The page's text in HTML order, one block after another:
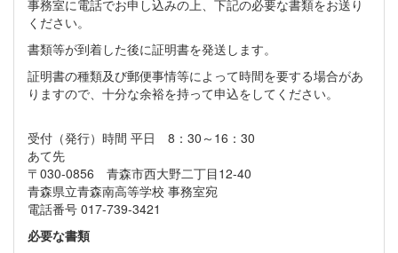
事務室に電話でお申し込みの上、下記の必要な書類をお送り
ください。
書類等が到着した後に証明書を発送します。
証明書の種類及び郵便事情等によって時間を要する場合があ
りますので、十分な余裕を持って申込をしてください。
受付（発行）時間 平日 8：30～16：30
あて先
〒030-0856 青森市西大野二丁目12-40
青森県立青森南高等学校 事務室宛
電話番号 017-739-3421
必要な書類